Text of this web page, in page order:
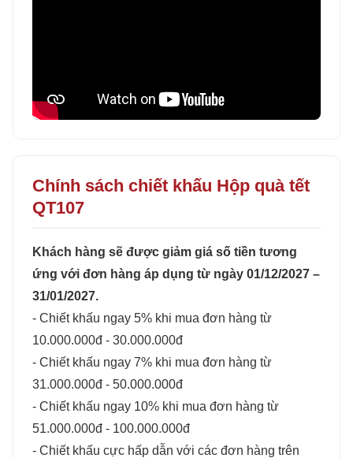
Chính sách chiết khấu Hộp quà tết
QT107
Khách hàng sẽ được giảm giá số tiền tương
ứng với đơn hàng áp dụng từ ngày 01/12/2027 –
31/01/2027.
- Chiết khấu ngay 5% khi mua đơn hàng từ
10.000.000đ - 30.000.000đ
- Chiết khấu ngay 7% khi mua đơn hàng từ
31.000.000đ - 50.000.000đ
- Chiết khấu ngay 10% khi mua đơn hàng từ
51.000.000đ - 100.000.000đ
- Chiết khấu cực hấp dẫn với các đơn hàng trên